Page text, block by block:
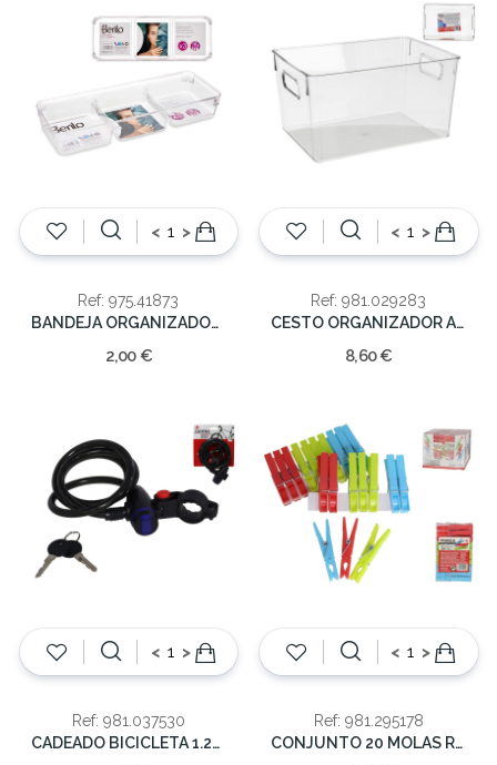
< >
Ref: 975.41873
BANDEJA ORGANIZADORA 27.6x10.2x4.3cm
2,00 €
< >
Ref: 981.029283
CESTO ORGANIZADOR ACRILICO
8,60 €
< >
Ref: 981.037530
CADEADO BICICLETA 1.20M
< >
Ref: 981.295178
CONJUNTO 20 MOLAS ROUPA